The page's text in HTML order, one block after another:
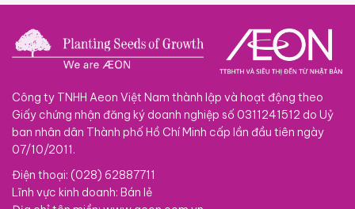
Công ty TNHH Aeon Việt Nam thành lập và hoạt động theo
Giấy chứng nhận đăng ký doanh nghiệp số 0311241512 do Uỷ
ban nhân dân Thành phố Hồ Chí Minh cấp lần đầu tiên ngày
07/10/2011.
Điện thoại: (028) 62887711
Lĩnh vực kinh doanh: Bán lẻ